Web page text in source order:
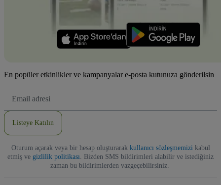
En popüler etkinlikler ve kampanyalar e-posta kutunuza gönderilsin
posta
Listeye Katılın
Oturum açarak veya bir hesap oluşturarak kullanıcı sözleşmemizikabul
etmiş ve gizlilik politikası. Bizden SMS bildirimleri alabilir ve istediğiniz
zaman bu bildirimlerden vazgeçebilirsiniz.